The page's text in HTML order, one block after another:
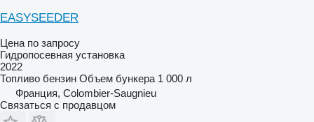
EASYSEEDER
Цена по запросу
Гидропосевная установка
2022
Топливо бензин Объем бункера 1 000 л
Франция, Colombier-Saugnieu
Связаться с продавцом